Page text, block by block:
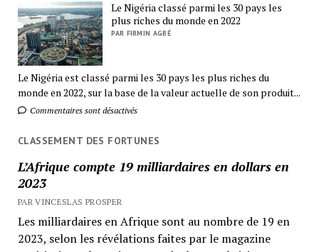
Le Nigéria classé parmi les 30 pays les
plus riches du monde en 2022
PAR FIRMIN AGBÉ
Le Nigéria est classé parmi les 30 pays les plus riches du
monde en 2022, sur la base de la valeur actuelle de son produit...
Commentaires sont désactivés
CLASSEMENT DES FORTUNES
L’Afrique compte 19 milliardaires en dollars en
2023
PAR VINCESLAS PROSPER
Les milliardaires en Afrique sont au nombre de 19 en
2023, selon les révélations faites par le magazine